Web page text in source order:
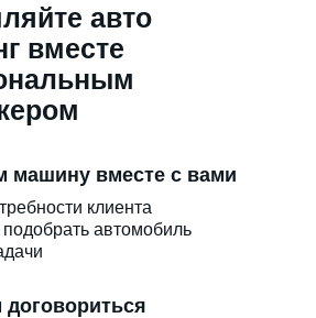
машину вместе с вами
клиента
автомобиль
авто
вместе